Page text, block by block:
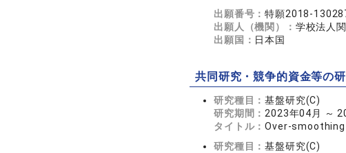
出願番号：特願2018-
出願人（機関）： 学校法人
出願国： 日本国
共同研究・競争的資金等の
研究種目：基盤研究(C)
研究期間： 2023年04月 ～
タイトル：Over-smoothing
研究種目：基盤研究(C)